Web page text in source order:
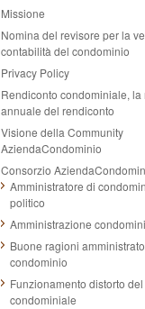
Missione
Nomina del revisore per la
contabilità del condominio
Privacy Policy
Rendiconto condominiale, la
annuale del rendiconto
Visione della Community
AziendaCondominio
Consorzio
Amministratore di
politico
Amministrazione
Buone ragioni
condominio
Funzionamento distorto
condominiale